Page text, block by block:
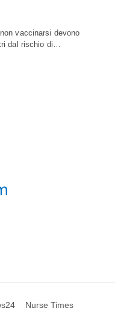
vaccinarsi devono
dal rischio di…
Nurse Times